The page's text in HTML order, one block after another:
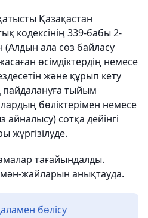
қатысты Қазақастан
кодексінің 339-бабы 2-
(Алдын ала сөз байласу
өсiмдiктердің немесе
және құрып кету
пайдалануға тыйым
бөліктерімен немесе
сотқа дейінгі
жүргізілуде.
тағайындалды.
жайларын анықтауда.
бөлісу